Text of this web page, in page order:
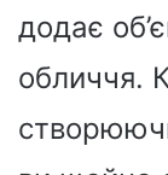
додає
обличчя.